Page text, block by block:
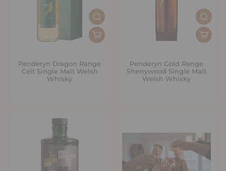
Penderyn Dragon Range
Celt Single Malt Welsh
Whisky
Penderyn Gold Range
Sherrywood Single Malt
Welsh Whisky